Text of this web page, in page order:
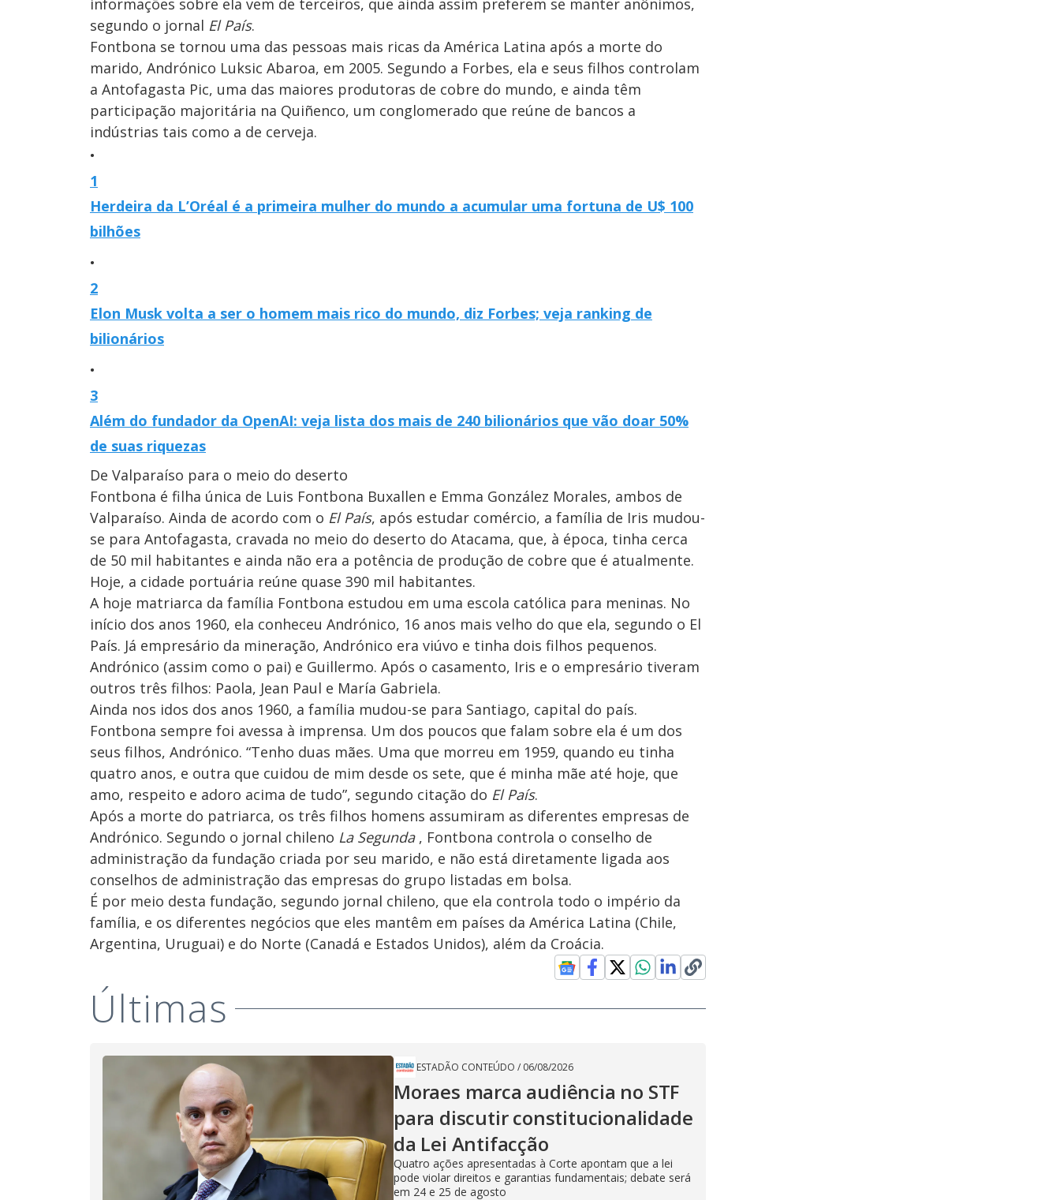
informações sobre ela vem de terceiros, que ainda assim preferem se manter anônimos,
segundo o jornal El País.
Fontbona se tornou uma das pessoas mais ricas da América Latina após a morte do
marido, Andrónico Luksic Abaroa, em 2005. Segundo a Forbes, ela e seus filhos controlam
a Antofagasta Pic, uma das maiores produtoras de cobre do mundo, e ainda têm
participação majoritária na Quiñenco, um conglomerado que reúne de bancos a
indústrias tais como a de cerveja.
1
Herdeira da L’Oréal é a primeira mulher do mundo a acumular uma fortuna de U$ 100
bilhões
2
Elon Musk volta a ser o homem mais rico do mundo, diz Forbes; veja ranking de
bilionários
3
Além do fundador da OpenAI: veja lista dos mais de 240 bilionários que vão doar 50%
de suas riquezas
De Valparaíso para o meio do deserto
Fontbona é filha única de Luis Fontbona Buxallen e Emma González Morales, ambos de
Valparaíso. Ainda de acordo com o El País, após estudar comércio, a família de Iris mudou-
se para Antofagasta, cravada no meio do deserto do Atacama, que, à época, tinha cerca
de 50 mil habitantes e ainda não era a potência de produção de cobre que é atualmente.
Hoje, a cidade portuária reúne quase 390 mil habitantes.
A hoje matriarca da família Fontbona estudou em uma escola católica para meninas. No
início dos anos 1960, ela conheceu Andrónico, 16 anos mais velho do que ela, segundo o El
País. Já empresário da mineração, Andrónico era viúvo e tinha dois filhos pequenos.
Andrónico (assim como o pai) e Guillermo. Após o casamento, Iris e o empresário tiveram
outros três filhos: Paola, Jean Paul e María Gabriela.
Ainda nos idos dos anos 1960, a família mudou-se para Santiago, capital do país.
Fontbona sempre foi avessa à imprensa. Um dos poucos que falam sobre ela é um dos
seus filhos, Andrónico. “Tenho duas mães. Uma que morreu em 1959, quando eu tinha
quatro anos, e outra que cuidou de mim desde os sete, que é minha mãe até hoje, que
amo, respeito e adoro acima de tudo”, segundo citação do El País.
Após a morte do patriarca, os três filhos homens assumiram as diferentes empresas de
Andrónico. Segundo o jornal chileno La Segunda, Fontbona controla o conselho de
administração da fundação criada por seu marido, e não está diretamente ligada aos
conselhos de administração das empresas do grupo listadas em bolsa.
É por meio desta fundação, segundo jornal chileno, que ela controla todo o império da
família, e os diferentes negócios que eles mantêm em países da América Latina (Chile,
Argentina, Uruguai) e do Norte (Canadá e Estados Unidos), além da Croácia.
Últimas
ESTADÃO CONTEÚDO / 06/08/2026
Moraes marca audiência no STF
para discutir constitucionalidade
da Lei Antifacção
Quatro ações apresentadas à Corte apontam que a lei
pode violar direitos e garantias fundamentais; debate será
em 24 e 25 de agosto